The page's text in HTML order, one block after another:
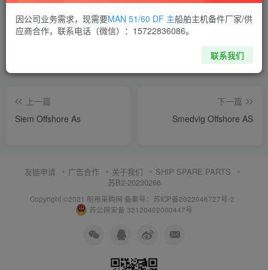
喜欢就支持一下吧
上一篇
Siem Offshore As
下一篇
Smedvig Offshore AS
友链申请 广告合作 关于我们
SHIP SPARE PARTS
苏B2-20230266
Copyright ©2021 船用采购网 备案号：苏ICP备2022046727号-2
苏公网安备 32120402000447号
因公司业务需求，现需要MAN 51/60 DF 主船舶主机备件厂家/供
应商合作，联系电话（微信）：15722836086。
联系我们